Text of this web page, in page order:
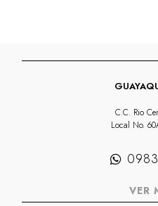
C.C. Rio
Local No.
VER